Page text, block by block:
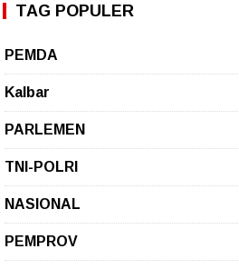
TAG POPULER
PEMDA
Kalbar
PARLEMEN
TNI-POLRI
NASIONAL
PEMPROV